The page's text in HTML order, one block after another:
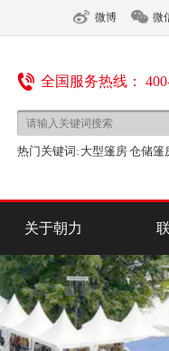
微博 微
全国服务热线：
热门关键词: 大型篷房仓储篷
关于朝力